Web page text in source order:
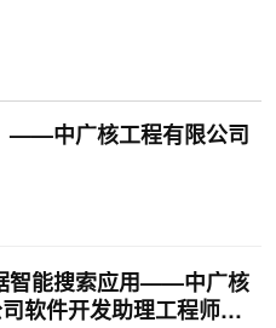
——中广核工程有限公司
智能搜索应用——中广核
软件开发助理工程师廖